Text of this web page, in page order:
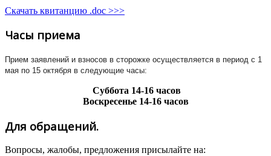
Скачать квитанцию .doc >>>
Часы приема
Прием заявлений и взносов в сторожке осуществляется в период с 1
мая по 15 октября в следующие часы:
Суббота 14-16 часов
Воскресенье 14-16 часов
Для обращений.
Вопросы, жалобы, предложения присылайте на: